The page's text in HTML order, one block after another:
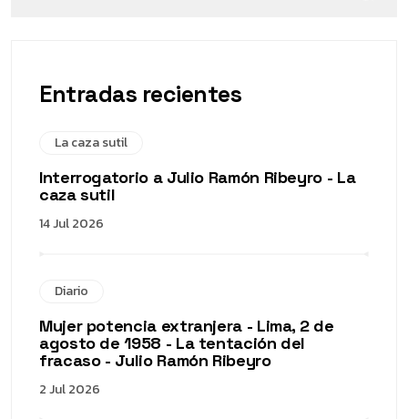
Entradas recientes
La caza sutil
Interrogatorio a Julio Ramón Ribeyro - La
caza sutil
14 Jul 2026
Diario
Mujer potencia extranjera - Lima, 2 de
agosto de 1958 - La tentación del
fracaso - Julio Ramón Ribeyro
2 Jul 2026